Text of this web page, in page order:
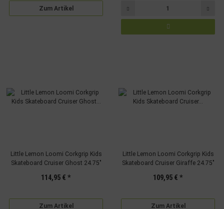
Zum Artikel
Little Lemon Loomi Corkgrip Kids
Skateboard Cruiser Ghost 24.75"
114,95 € *
Zum Artikel
Little Lemon Loomi Corkgrip Kids
Skateboard Cruiser Giraffe 24.75"
109,95 € *
Zum Artikel